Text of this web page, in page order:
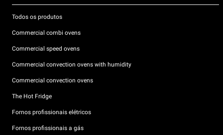
Todos os produtos
Commercial combi ovens
Commercial speed ovens
Commercial convection ovens with humidity
Commercial convection ovens
The Hot Fridge
Fornos profissionais elétricos
Fornos profissionais a gás